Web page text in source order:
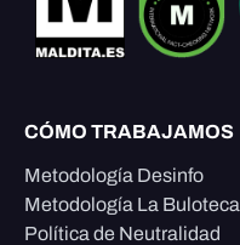
CÓMO TRABAJAMOS
Metodología Desinfo
Metodología La Buloteca
Política de Neutralidad